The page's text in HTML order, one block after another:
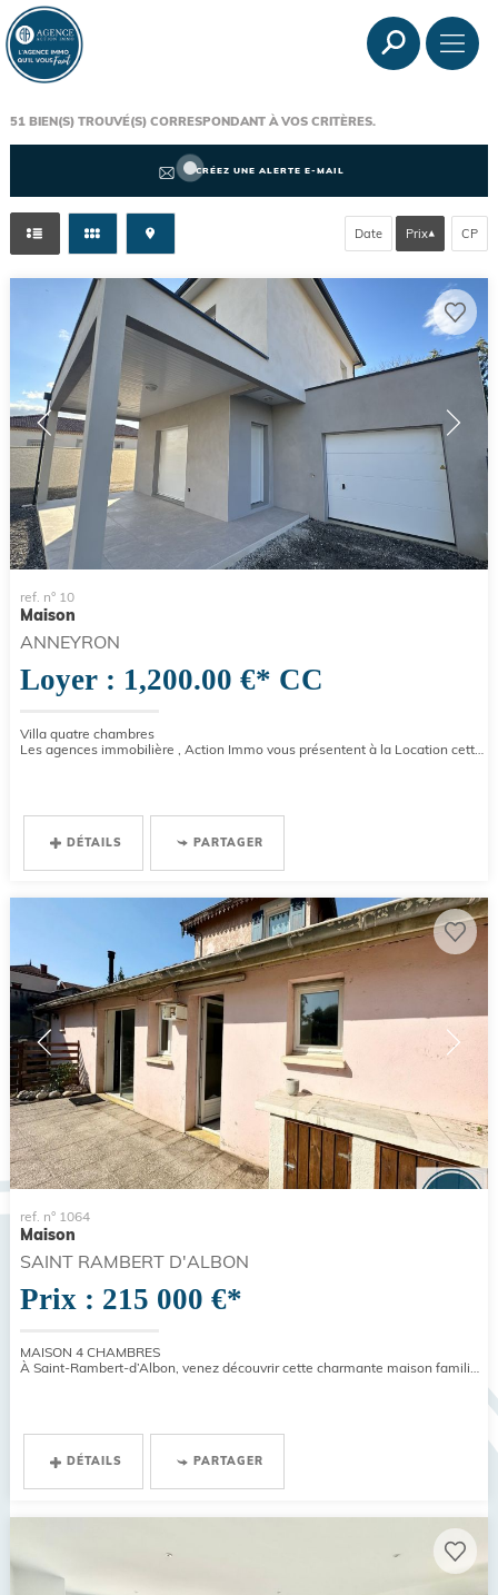
51BIEN(S) TROUVÉ(S) CORRESPONDANT À VOS CRITÈRES.
CRÉEZ UNE ALERTE E-MAIL
Date Prix CP
ref. n° 10
Maison
ANNEYRON
Loyer : 1,200.00 €* CC
Villa quatre chambres
Les agences immobilière , Action Immo vous présentent à la Location cette villa construite en 2024 toutes options...
DÉTAILS PARTAGER
ref. n° 1064
Maison
SAINT RAMBERT D'ALBON
Prix : 215 000 €*
MAISON 4 CHAMBRES
À Saint-Rambert-d’Albon, venez découvrir cette charmante maison familiale offrant une surface habitable de 168 m²...
DÉTAILS PARTAGER